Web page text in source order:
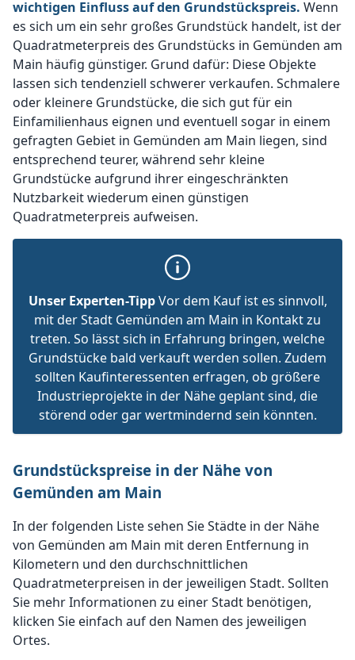
wichtigen Einfluss auf den Grundstückspreis. Wenn
es sich um ein sehr großes Grundstück handelt, ist der
Quadratmeterpreis des Grundstücks in Gemünden am
Main häufig günstiger. Grund dafür: Diese Objekte
lassen sich tendenziell schwerer verkaufen. Schmalere
oder kleinere Grundstücke, die sich gut für ein
Einfamilienhaus eignen und eventuell sogar in einem
gefragten Gebiet in Gemünden am Main liegen, sind
entsprechend teurer, während sehr kleine
Grundstücke aufgrund ihrer eingeschränkten
Nutzbarkeit wiederum einen günstigen
Quadratmeterpreis aufweisen.
Unser Experten-TippVor dem Kauf ist es sinnvoll,
mit der Stadt Gemünden am Main in Kontakt zu
treten. So lässt sich in Erfahrung bringen, welche
Grundstücke bald verkauft werden sollen. Zudem
sollten Kaufinteressenten erfragen, ob größere
Industrieprojekte in der Nähe geplant sind, die
störend oder gar wertmindernd sein könnten.
Grundstückspreise in der Nähe von
Gemünden am Main
In der folgenden Liste sehen Sie Städte in der Nähe
von Gemünden am Main mit deren Entfernung in
Kilometern und den durchschnittlichen
Quadratmeterpreisen in der jeweiligen Stadt. Sollten
Sie mehr Informationen zu einer Stadt benötigen,
klicken Sie einfach auf den Namen des jeweiligen
Ortes.